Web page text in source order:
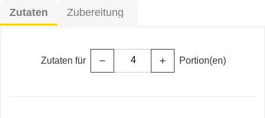
Zutaten Zubereitung
Zutaten für remove add Portion(en)